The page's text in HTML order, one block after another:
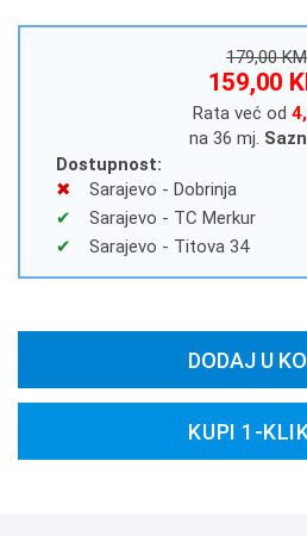
179,00 KM
159,00
Rata već od
na 36 mj.
Dostupnost:
Sarajevo - Dobrinja
Sarajevo - TC Merkur
Sarajevo - Titova 34
DODAJ U
KUPI 1-